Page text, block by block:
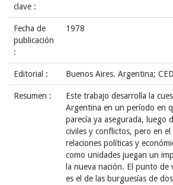
clave :
Fecha de
publicación
:
1978
Editorial : Buenos Aires. Argentina;
Resumen :
Este trabajo desarrolla la
Argentina en un período en
parecía ya asegurada, luego
civiles y conflictos, pero en
relaciones políticas y
como unidades juegan un
la nueva nación. El punto
es el de las burguesías de